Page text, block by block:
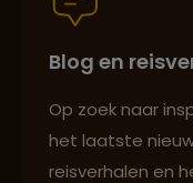
Persoonlijk
Best
Blog en
Op zoek naar
het laatste
reisverhalen en